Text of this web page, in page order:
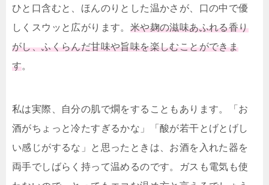
ひと口含むと、ほんのりとした温かさが、口の中で優
しくスウッと広がります。 米や麹の滋味あふれる香り
がし、ふくらんだ甘味や旨味を楽しむことができま
す。
私は実際、自分の肌で燗をすることもあります。「お
酒がちょっと冷たすぎるかな」「酸が若干とげとげし
い感じがするな」と思ったときは、お酒を入れた器を
両手でしばらく持って温めるのです。ガスも電気も使